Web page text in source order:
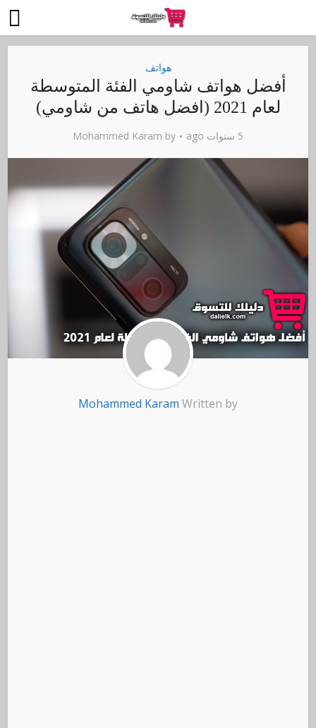
هواتف
أفضل هواتف شاومي الفئة المتوسطة
لعام 2021 (افضل هاتف من شاومي)
5 سنوات ago by
Mohammed Karam
Written by
Mohammed Karam